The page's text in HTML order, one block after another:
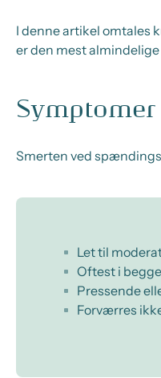
I denne artikel omtales
er den mest
Smerten ved
Let til
Oftest i
Pressende
Forværres